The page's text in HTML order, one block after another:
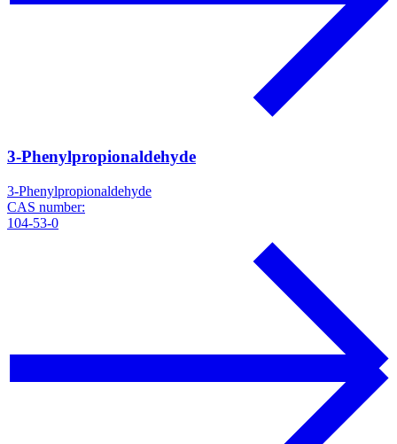
3-Phenylpropionaldehyde
3-Phenylpropionaldehyde
CAS number:
104-53-0